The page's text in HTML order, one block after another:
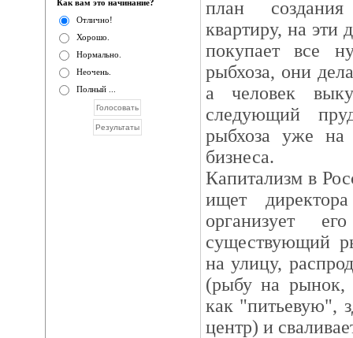
Как вам это начинание?
Отлично!
Хорошо.
Нормально.
Неочень.
Полный ...
план
квартиру, на эти
покупает все
рыбхоза, они
а человек
следующий
рыбхоза уже на
бизнеса.
Капитализм в
ищет
организует
существующий
на улицу,
(рыбу на рынок,
как "питьевую",
центр) и